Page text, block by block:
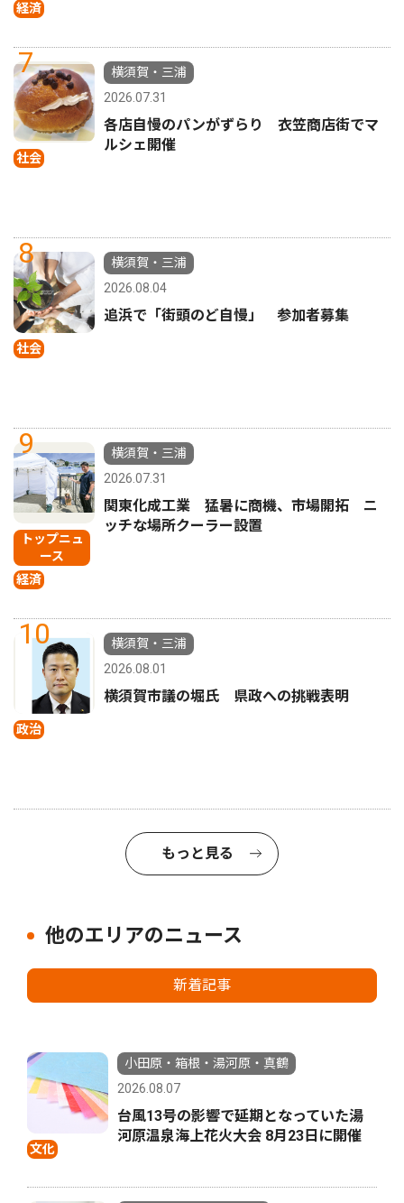
経済
7
社会
横須賀・三浦
2026.07.31
各店自慢のパンがずらり 衣笠商店街でマ
ルシェ開催
8
社会
横須賀・三浦
2026.08.04
追浜で「街頭のど自慢」 参加者募集
9
トップニュ
ース
経済
横須賀・三浦
2026.07.31
関東化成工業 猛暑に商機、市場開拓 ニ
ッチな場所クーラー設置
10
政治
横須賀・三浦
2026.08.01
横須賀市議の堀氏 県政への挑戦表明
もっと見る
他のエリアのニュース
新着記事
文化
小田原・箱根・湯河原・真鶴
2026.08.07
台風13号の影響で延期となっていた湯
河原温泉海上花火大会 8月23日に開催